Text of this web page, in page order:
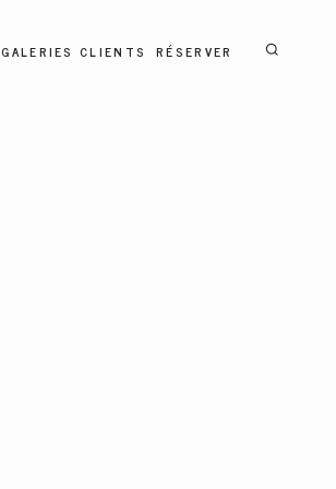
GALERIES CLIENTS RÉSERVER